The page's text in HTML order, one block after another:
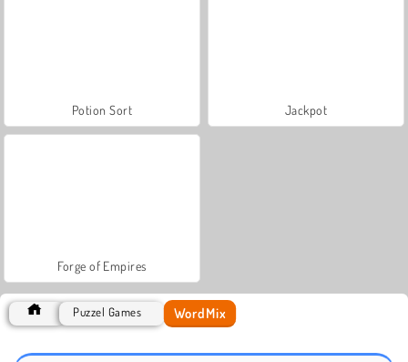
Potion Sort Jackpot
Forge of Empires
Puzzel Games WordMix